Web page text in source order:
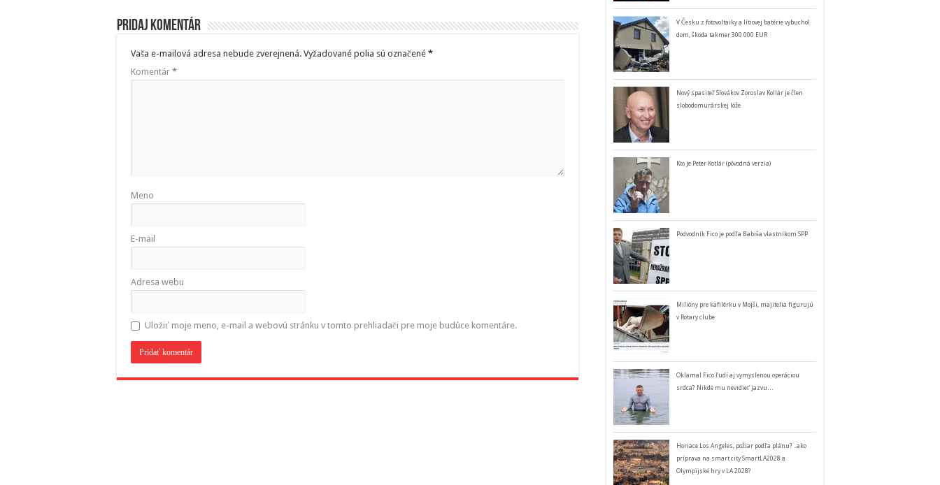
Pridaj komentár
Vaša e-mailová adresa nebude zverejnená. Vyžadované polia sú označené *
Komentár *
Meno
E-mail
Adresa webu
Uložiť moje meno, e-mail a webovú stránku v tomto prehliadači pre moje budúce komentáre.
V Česku z fotovoltaiky a lítiovej batérie vybuchol
dom, škoda takmer 300 000 EUR
Nový spasiteľ Slovákov Zoroslav Kollár je člen
slobodomurárskej lóže
Kto je Peter Kotlár (pôvodná verzia)
Podvodník Fico je podľa Babiša vlastníkom SPP
Milióny pre kafilérku v Mojši, majitelia figurujú
v Rotary clube
Oklamal Fico ľudí aj vymyslenou operáciou
srdca? Nikde mu nevidieť jazvu…
Horiace Los Angeles, požiar podľa plánu? ..ako
príprava na smart city SmartLA2028 a
Olympijské hry v LA 2028?